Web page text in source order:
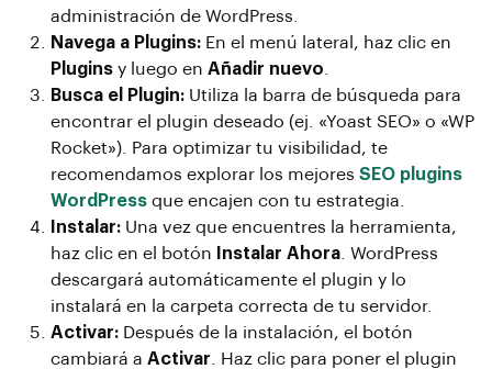
administración de WordPress.
Navega a Plugins: En el menú lateral, haz clic en
Plugins y luego en Añadir nuevo
Busca el Plugin: Utiliza la barra de búsqueda para
encontrar el plugin deseado (ej. «Yoast SEO» o «WP
Rocket»). Para optimizar tu visibilidad, te
recomendamos explorar los mejores SEO plugins
WordPress que encajen con tu estrategia.
Instalar: Una vez que encuentres la herramienta,
haz clic en el botón
Instalar Ahora . WordPress
descargará automáticamente el plugin y lo
instalará en la carpeta correcta de tu servidor.
Activar: Después de la instalación, el botón
cambiará a Activar . Haz clic para poner el plugin